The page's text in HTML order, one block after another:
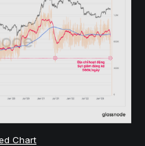
Chart